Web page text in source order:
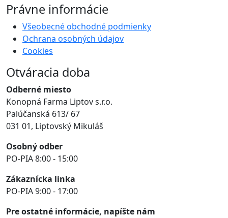
Právne informácie
Všeobecné obchodné podmienky
Ochrana osobných údajov
Cookies
Otváracia doba
Odberné miesto
Konopná Farma Liptov s.r.o.
Palúčanská 613/ 67
031 01, Liptovský Mikuláš
Osobný odber
PO-PIA 8:00 - 15:00
Zákaznícka linka
PO-PIA 9:00 - 17:00
Pre ostatné informácie, napíšte nám